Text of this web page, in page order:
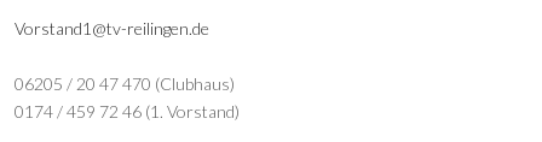
Vorstand1@tv-reilingen.de
06205 / 20 47 470 (Clubhaus)
0174 / 459 72 46 (1. Vorstand)